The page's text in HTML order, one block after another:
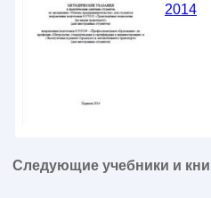
2014
Следующие учебники и